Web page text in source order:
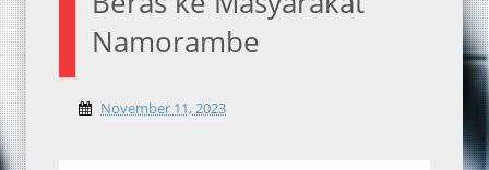
Namorambe
November 11, 2023